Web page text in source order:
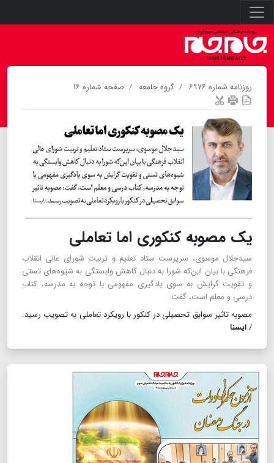
روزنامه شماره ۶۹۷۶ گروه جامعه صفحه شماره ۱۶
یک مصوبه کنکوری اما تعاملی
سید‌جلال موسوی، سرپرست ستاد تعلیم و تربیت شورای عالی انقلاب
فرهنگی با بیان این‌که شورا به دنبال کاهش وابستگی به شیوه‌های تستی
و تقویت گرایش به سوی یادگیری مفهومی با توجه به مدرسه، کتاب
درسی و معلم است، گفت:
مصوبه تاثیر سوابق تحصیلی در کنکور با رویکرد تعاملی به تصویب رسید.
/ایسنا